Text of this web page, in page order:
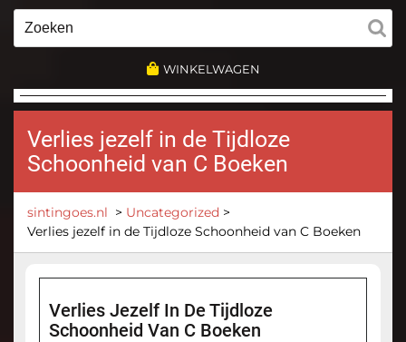
WINKELWAGEN
Verlies jezelf in de Tijdloze
Schoonheid van C Boeken
sintingoes.nl > Uncategorized >
Verlies jezelf in de Tijdloze Schoonheid van C Boeken
Verlies Jezelf In De Tijdloze
Schoonheid Van C Boeken